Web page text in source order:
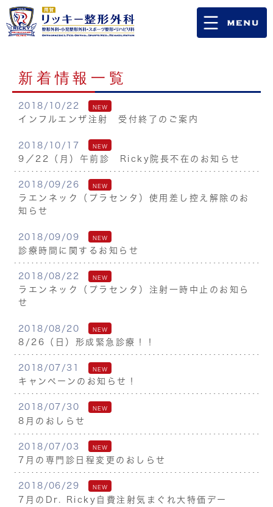
新着情報一覧
2018/10/22 NEW
インフルエンザ注射 受付終了のご案内
2018/10/17 NEW
9／22（月）午前診 Ricky院長不在のお知らせ
2018/09/26 NEW
ラエンネック（プラセンタ）使用差し控え解除のお
知らせ
2018/09/09 NEW
診療時間に関するお知らせ
2018/08/22 NEW
ラエンネック（プラセンタ）注射一時中止のお知ら
せ
2018/08/20 NEW
8/26（日）形成緊急診療！！
2018/07/31 NEW
キャンペーンのお知らせ！
2018/07/30 NEW
8月のおしらせ
2018/07/03 NEW
7月の専門診日程変更のおしらせ
2018/06/29 NEW
7月のDr. Ricky自費注射気まぐれ大特価デー